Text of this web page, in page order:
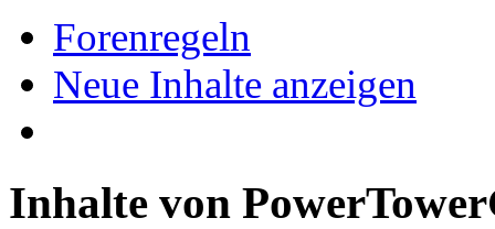
Forenregeln
Neue Inhalte anzeigen
Inhalte von